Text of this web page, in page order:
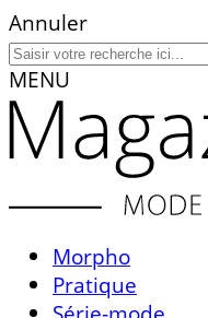
Annuler
MENU
Morpho
Pratique